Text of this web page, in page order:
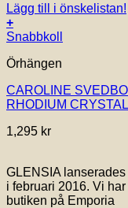
Lägg till i önskelistan!
+
Snabbkoll
Örhängen
CAROLINE
RHODIUM CRYSTAL
1,295 kr
GLENSIA
i februari 2016. Vi
butiken på Emporia